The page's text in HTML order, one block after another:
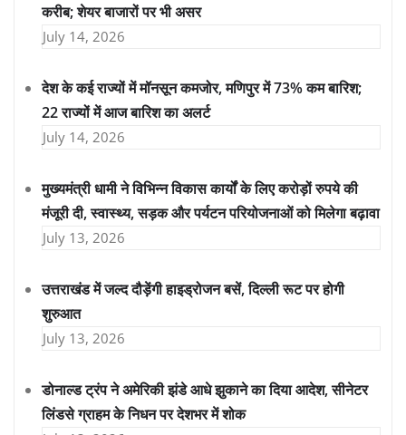
करीब; शेयर बाजारों पर भी असर
July 14, 2026
देश के कई राज्यों में मॉनसून कमजोर, मणिपुर में 73% कम बारिश;
22 राज्यों में आज बारिश का अलर्ट
July 14, 2026
मुख्यमंत्री धामी ने विभिन्न विकास कार्यों के लिए करोड़ों रुपये की
मंजूरी दी, स्वास्थ्य, सड़क और पर्यटन परियोजनाओं को मिलेगा बढ़ावा
July 13, 2026
उत्तराखंड में जल्द दौड़ेंगी हाइड्रोजन बसें, दिल्ली रूट पर होगी
शुरुआत
July 13, 2026
डोनाल्ड ट्रंप ने अमेरिकी झंडे आधे झुकाने का दिया आदेश, सीनेटर
लिंडसे ग्राहम के निधन पर देशभर में शोक